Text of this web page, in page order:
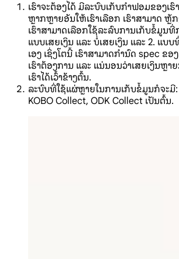
ເຮົາຈະຕ້ອງໄດ້ ມີລະບົບເກັບກໍາຟອມຂອງເຮົ
ຫຼາກຫຼາຍອັນໃຫ້ເຮົາເລືອກ ເຮົາສາມາດ ຫຼັກ
ເຮົາສາມາດເລືອກໃຊ້ລະລົບການເກັບຂໍ້ມູນທີ່
ແບບເສຍເງິນ ແລະ ບໍ່ເສຍເງິນ ແລະ 2. ແບບ
ເອງ ເຊິ່ງໂຕນີ້ ເຮົາສາມາດກໍານົດ spec ຂອ
ເຮົາຕ້ອງການ ແລະ ແນ່ນອນວ່າເສຍເງິນຫຼາ
ເຮົາໄດ້ເວົ້າຂ້າງຕົ້ນ.
ລະບົບທີ່ໃຊ້ແຜ່ຫຼາຍໃນການເກັບຂໍ້ມູນກໍຈະມີ:
KOBO Collect, ODK Collect ເປັນຕົ້ນ.